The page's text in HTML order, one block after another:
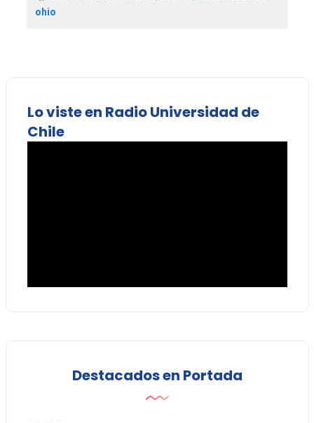
ohio
Lo viste en Radio Universidad de
Chile
Destacados en Portada